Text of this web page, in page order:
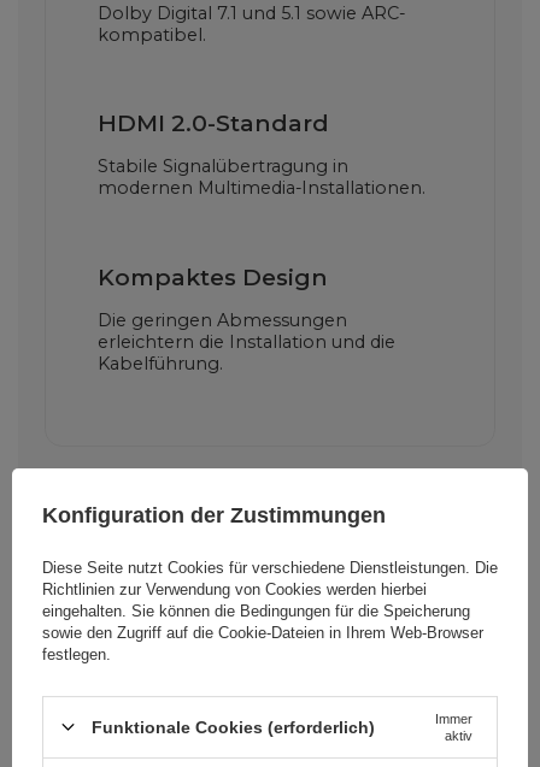
Dolby Digital 7.1 und 5.1 sowie ARC-
kompatibel.
HDMI 2.0-Standard
Stabile Signalübertragung in
modernen Multimedia-Installationen.
Kompaktes Design
Die geringen Abmessungen
erleichtern die Installation und die
Kabelführung.
Cena sugerowana 2,30 EUR / Stk
Marke Ugreen
Konfiguration der Zustimmungen
Diese Seite nutzt Cookies für verschiedene Dienstleistungen. Die
Richtlinien zur Verwendung von Cookies werden hierbei
eingehalten. Sie können die Bedingungen für die Speicherung
sowie den Zugriff auf die Cookie-Dateien in Ihrem Web-Browser
festlegen.
Funktionale Cookies (erforderlich)
Immer
aktiv